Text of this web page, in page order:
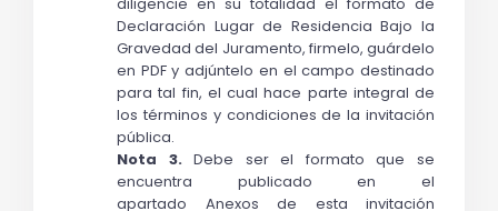
Declaración Lugar de Residencia Bajo la
Gravedad del Juramento, firmelo, guárdelo
en PDF y adjúntelo en el campo destinado
para tal fin, el cual hace parte integral de
los términos y condiciones de la invitación
pública.
Nota 3. Debe ser el formato que se
encuentra publicado en el
apartado Anexos de esta invitación